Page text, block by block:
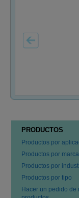
PRODUCTOS
Productos por
Productos por marca
Productos por
Productos por tipo
Hacer un pedido de